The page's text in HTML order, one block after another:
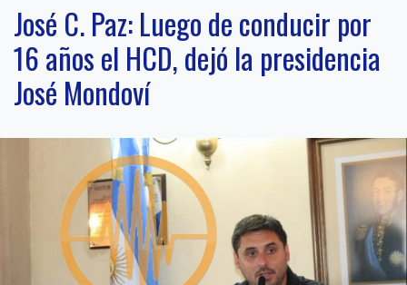
José C. Paz: Luego de conducir por
16 años el HCD, dejó la presidencia
José Mondoví